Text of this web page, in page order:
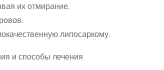
их отмирание.
липосаркому.